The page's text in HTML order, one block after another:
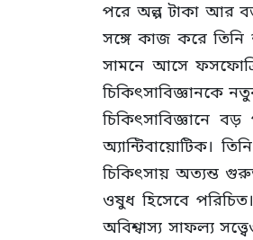
পরে অল্প টাকা আর বড়
সঙ্গে কাজ করে তিনি
সামনে আসে
চিকিৎসাবিজ্ঞানকে
চিকিৎসাবিজ্ঞানে বড়
অ্যান্টিবায়োটিক।
চিকিৎসায় অত্যন্ত
ওষুধ হিসেবে
অবিশ্বাস্য সাফল্য